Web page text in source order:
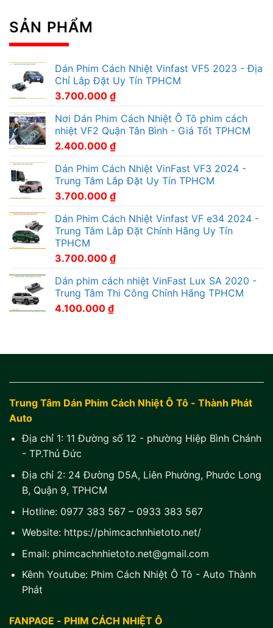
SẢN PHẨM
Dán Phim Cách Nhiệt Vinfast VF5 2023 - Địa
Chỉ Lắp Đặt Uy Tín TPHCM
3.700.000 ₫
Nơi Dán Phim Cách Nhiệt Ô Tô phim cách
nhiệt VF2 Quận Tân Bình - Giá Tốt TPHCM
2.400.000 ₫
Dán Phim Cách Nhiệt VinFast VF3 2024 -
Trung Tâm Lắp Đặt Uy Tín TPHCM
3.700.000 ₫
Dán Phim Cách Nhiệt Vinfast VF e34 2024 -
Trung Tâm Lắp Đặt Chính Hãng Uy Tín
TPHCM
3.700.000 ₫
Dán phim cách nhiệt VinFast Lux SA 2020 -
Trung Tâm Thi Công Chính Hãng TPHCM
4.100.000 ₫
Trung Tâm Dán Phim Cách Nhiệt Ô Tô - Thành Phát
Auto
Địa chỉ 1: 11 Đường số 12 - phường Hiệp Bình Chánh
- TP.Thủ Đức
Địa chỉ 2: 24 Đường D5A, Liên Phường, Phước Long
B, Quận 9, TPHCM
Hotline: 0977 383 567– 0933 383 567
Website: https://phimcachnhietoto.net/
Email: phimcachnhietoto.net@gmail.com
Kênh Youtube: Phim Cách Nhiệt Ô Tô - Auto Thành
Phát
FANPAGE - PHIM CÁCH NHIỆT Ô